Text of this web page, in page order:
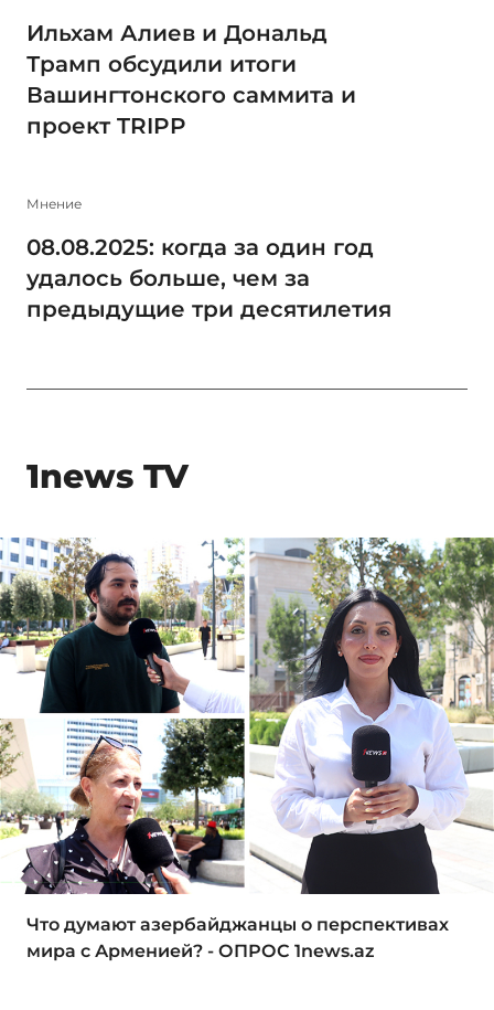
Ильхам Алиев и Дональд
Трамп обсудили итоги
Вашингтонского саммита и
проект TRIPP
Мнение
08.08.2025: когда за один год
удалось больше, чем за
предыдущие три десятилетия
1news TV
Что думают азербайджанцы о перспективах
мира с Арменией? - ОПРОС 1news.az